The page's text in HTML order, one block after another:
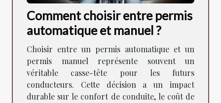
Comment choisir entre permis
automatique et manuel ?
Choisir entre un permis automatique et un
permis manuel représente souvent un
véritable casse-tête pour les futurs
conducteurs. Cette décision a un impact
durable sur le confort de conduite, le coût de